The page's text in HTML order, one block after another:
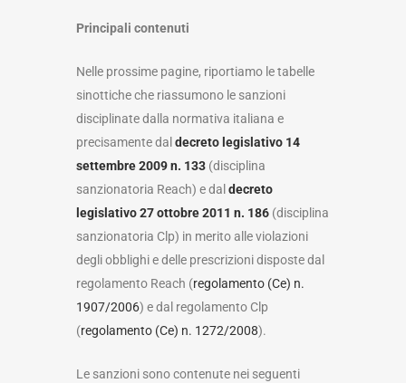
Principali contenuti
Nelle prossime pagine, riportiamo le tabelle
sinottiche che riassumono le sanzioni
disciplinate dalla normativa italiana e
precisamente dal decreto legislativo 14
settembre 2009 n. 133 (disciplina
sanzionatoria Reach) e dal decreto
legislativo 27 ottobre 2011 n. 186 (disciplina
sanzionatoria Clp) in merito alle violazioni
degli obblighi e delle prescrizioni disposte dal
regolamento Reach (regolamento (Ce) n.
1907/2006) e dal regolamento Clp
(regolamento (Ce) n. 1272/2008).
Le sanzioni sono contenute nei seguenti